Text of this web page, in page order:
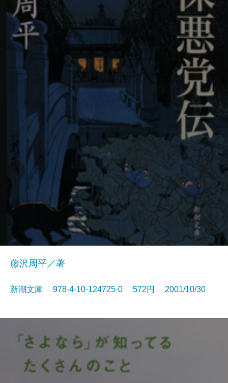
藤沢周平／著
新潮文庫 978-4-10-124725-0 572円 2001/10/30